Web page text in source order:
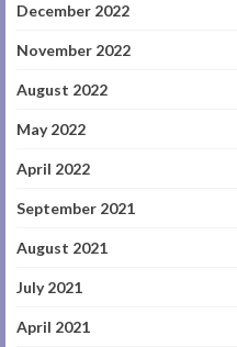
December 2022
November 2022
August 2022
May 2022
April 2022
September 2021
August 2021
July 2021
April 2021